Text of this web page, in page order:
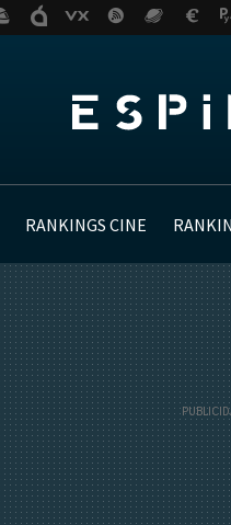
RANKINGS CINE